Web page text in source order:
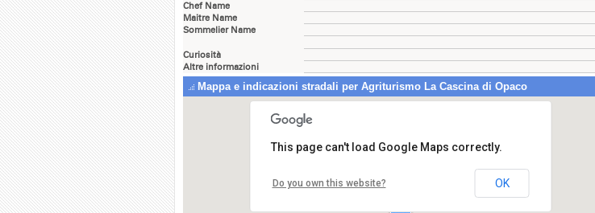
Chef Name
Maitre Name
Sommelier Name
Curiosità
Altre informazioni
Mappa e indicazioni stradali per Agriturismo La Cascina di Opaco
Agriturismo La Cascina di Opaco
Località Case Sparse,
06046 NORCIA
This page can't load Google Maps correctly.
Do you own this website? OK